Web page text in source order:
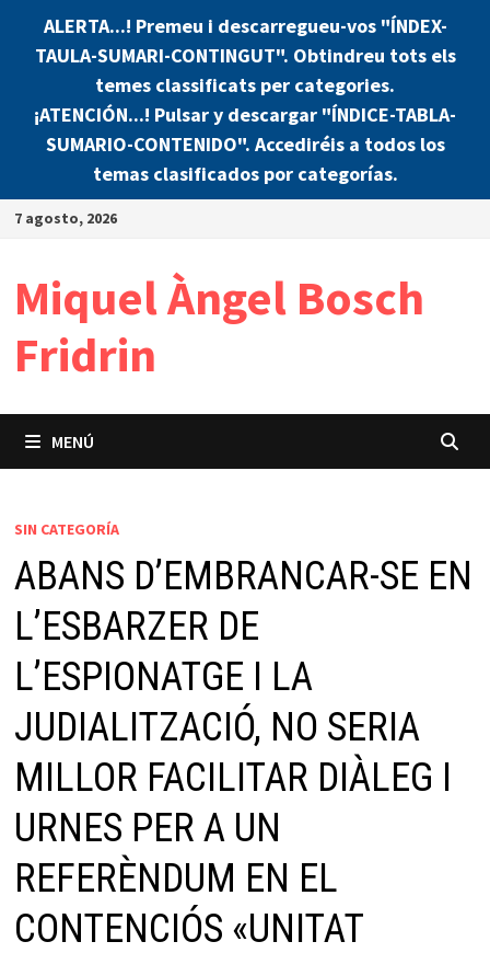
ALERTA...! Premeu i descarregueu-vos "ÍNDEX-
TAULA-SUMARI-CONTINGUT". Obtindreu tots els
temes classificats per categories.
¡ATENCIÓN...! Pulsar y descargar "ÍNDICE-TABLA-
SUMARIO-CONTENIDO". Accediréis a todos los
temas clasificados por categorías.
Saltar
7 agosto, 2026
Miquel Àngel Bosch
Fridrin
MENÚ
SIN CATEGORÍA
ABANS D’EMBRANCAR-SE EN
L’ESBARZER DE
L’ESPIONATGE I LA
JUDIALITZACIÓ, NO SERIA
MILLOR FACILITAR DIÀLEG I
URNES PER A UN
REFERÈNDUM EN EL
CONTENCIÓS «UNITAT